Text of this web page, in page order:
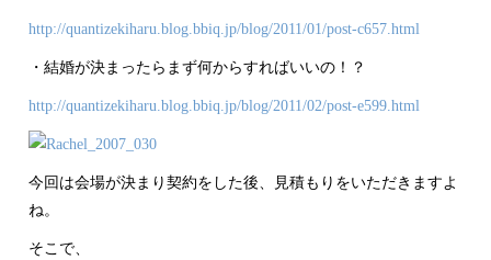
http://quantizekiharu.blog.bbiq.jp/blog/2011/01/post-c657.html
・結婚が決まったらまず何からすればいいの！？
http://quantizekiharu.blog.bbiq.jp/blog/2011/02/post-e599.html
今回は会場が決まり契約をした後、見積もりをいただきますよ
ね。
そこで、